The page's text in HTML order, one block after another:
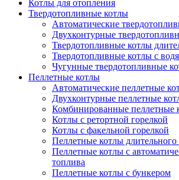
Котлы для отопления
Твердотопливные котлы
Автоматические
Двухконтурные
Твердотопливные котлы
Твердотопливные котлы с
Чугунные твердотопливные
Пеллетные котлы
Автоматические пеллетные
Двухконтурные пеллетные
Комбинированные пеллетные
Котлы с ретортной горелкой
Котлы с факельной горелкой
Пеллетные котлы длительного
Пеллетные котлы с
топлива
Пеллетные котлы с бункером